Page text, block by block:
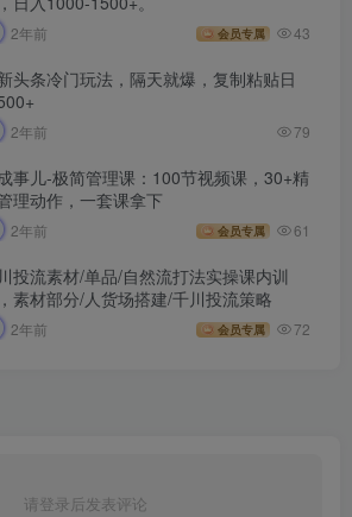
2年前 会员专属 43
头条冷门玩法，隔天就爆，复制粘贴日
2年前 79
事儿-极简管理课：100节视频课，30+精
理动作，一套课拿下
2年前 会员专属 61
投流素材/单品/自然流打法实操课内训
素材部分/人货场搭建/千川投流策略
2年前 会员专属 72
请登录后发表评论